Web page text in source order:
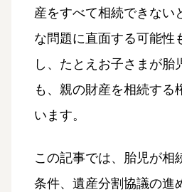
産をすべて相続できない
な問題に直面する可能性
し、たとえお子さまが胎
も、親の財産を相続する
います。
この記事では、胎児が相
条件、遺産分割協議の進